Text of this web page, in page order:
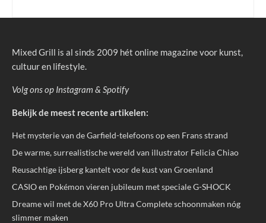
Mixed Grill is al sinds 2009 hét online magazine voor kunst,
cultuur en lifestyle.
Volg ons op Instagram & Spotify
Bekijk de meest recente artikelen:
Het mysterie van de Garfield-telefoons op een Frans strand
De warme, surrealistische wereld van illustrator Felicia Chiao
Reusachtige ijsberg kantelt voor de kust van Groenland
CASIO en Pokémon vieren jubileum met speciale G-SHOCK
Dreame wil met de X60 Pro Ultra Complete schoonmaken nóg
slimmer maken